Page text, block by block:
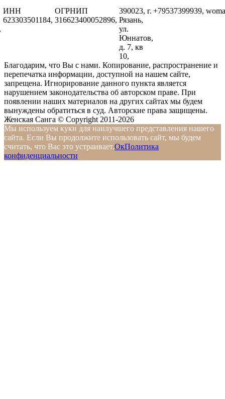
ИНН
623303501184,
ОГРНИП
316623400052896,
390023, г.
Рязань,
ул.
Юннатов,
д. 7, кв
10,
+79537399939,
Благодарим, что Вы с нами. Копирование, распространение и
перепечатка информации, доступной на нашем сайте,
запрещена. Игнорирование данного пункта является
нарушением законодательства об авторском праве. При
появлении наших материалов на других сайтах мы будем
вынуждены обратиться в суд. Авторские права защищены.
Женская Санга © Copyright 2011-2026
Мы используем куки для наилучшего представления нашего
сайта. Если Вы продолжите использовать сайт, мы будем
считать, что Вас это устраивает.ОкПолитика
конфиденциальности